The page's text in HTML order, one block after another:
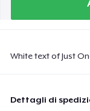
White text of Just
Dettagli di